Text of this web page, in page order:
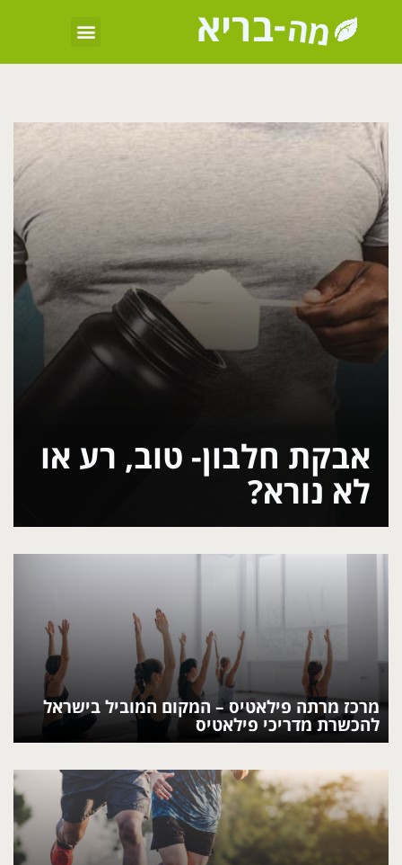
אבקת חלבון- טוב, רע או
לא נורא?
מרכז מרתה פילאטיס – המקום המוביל בישראל
להכשרת מדריכי פילאטיס